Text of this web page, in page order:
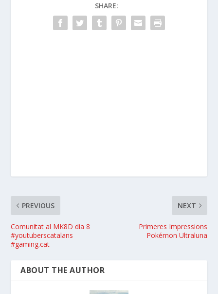
SHARE:
PREVIOUS
Comunitat al MK8D dia 8
#youtuberscatalans
#gaming.cat
NEXT
Primeres Impressions
Pokémon Ultraluna
ABOUT THE AUTHOR